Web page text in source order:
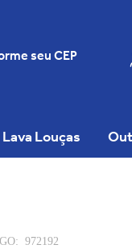
seu CEP
Lava Louças
972192